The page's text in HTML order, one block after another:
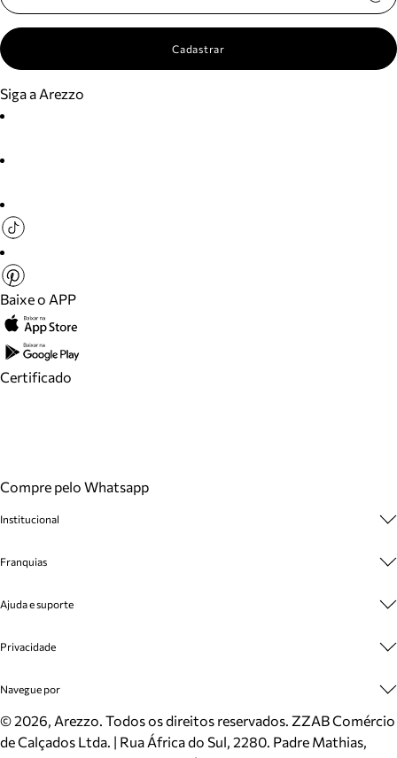
Cadastrar
Siga a Arezzo
Baixe o APP
Certificado
Compre pelo Whatsapp
Institucional
Cashback
Venda Corporativa
Mapa do Site
Inverno
Mundo Arezzo
Franquias
Plano de Negócio
Ajuda e suporte
Cadastro
Meus Pedidos
Trocas e Devoluções
Cartão Presente
Privacidade
Politica e Privacidade
Navegue por
Sapatos
Bolsas
©2026, Arezzo. Todos os direitos reservados. ZZAB Comércio
de Calçados Ltda. | Rua África do Sul, 2280. Padre Mathias,